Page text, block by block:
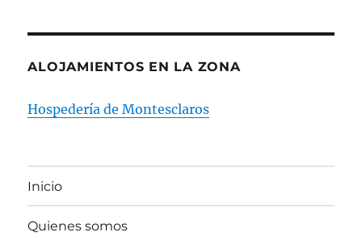
ALOJAMIENTOS EN LA ZONA
Hospedería de Montesclaros
Inicio
Quienes somos